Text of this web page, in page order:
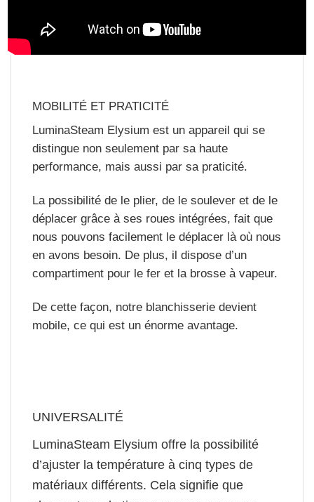
MOBILITÉ ET PRATICITÉ
LuminaSteam Elysium est un appareil qui se
distingue non seulement par sa haute
performance, mais aussi par sa praticité.
La possibilité de le plier, de le soulever et de le
déplacer grâce à ses roues intégrées, fait que
nous pouvons facilement le déplacer là où nous
en avons besoin. De plus, il dispose d’un
compartiment pour le fer et la brosse à vapeur.
De cette façon, notre blanchisserie devient
mobile, ce qui est un énorme avantage.
UNIVERSALITÉ
LuminaSteam Elysium offre la possibilité
d’ajuster la température à cinq types de
matériaux différents. Cela signifie que